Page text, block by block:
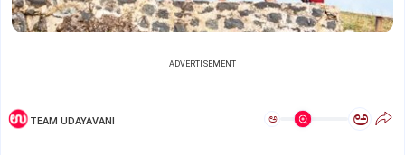
ADVERTISEMENT
TEAM UDAYAVANI ಅ ಅ